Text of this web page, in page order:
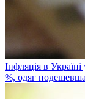
Інфляція в
%, одяг